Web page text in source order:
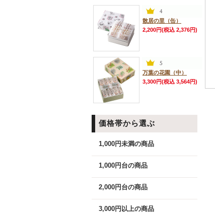
散居の里（缶）
2,200円(税込 2,376円)
万葉の花園（中）
3,300円(税込 3,564円)
価格帯から選ぶ
1,000円未満の商品
1,000円台の商品
2,000円台の商品
3,000円以上の商品